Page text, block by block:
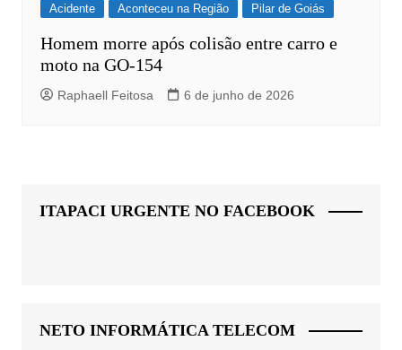
Acidente Aconteceu na Região Pilar de Goiás
Homem morre após colisão entre carro e
moto na GO-154
Raphaell Feitosa 6 de junho de 2026
ITAPACI URGENTE NO FACEBOOK
NETO INFORMÁTICA TELECOM